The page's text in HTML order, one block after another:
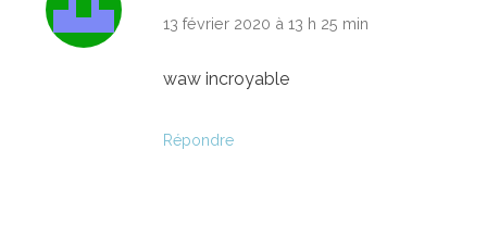
13 février 2020 à 13 h 25 min
waw incroyable
Répondre